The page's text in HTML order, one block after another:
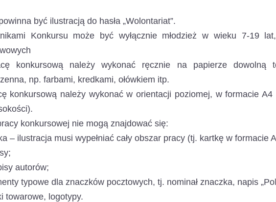
być ilustracją do hasła „Wolontariat”.
Konkursu może być wyłącznie młodzież w wieku 7-19
konkursową należy wykonać ręcznie na papierze dowolną
np. farbami, kredkami, ołówkiem itp.
konkursową należy wykonać w orientacji poziomej, w formacie
konkursowej nie mogą znajdować się:
– ilustracja musi wypełniać cały obszar pracy (tj. kartkę w formacie
autorów;
typowe dla znaczków pocztowych, tj. nominał znaczka, napis
towarowe, logotypy.